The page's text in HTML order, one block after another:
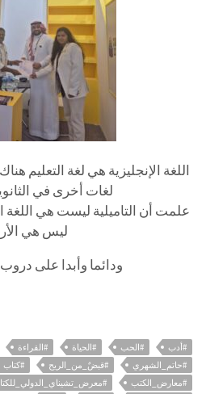
اللغة الإنجليزية هي لغة التعليم
لغات أخرى في
علمت أن التاميلية ليست هي اللغة
ليس هي
ودائما وأبدا على
#أدب #الحب #الحياة #القراءة
#حاتم_الشهري
#قبضٌ_من_الريح #كتاب
#معارض_الكتب